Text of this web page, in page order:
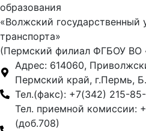
образования
«Волжский государственный
транспорта»
(Пермский филиал ФГБОУ ВО
Адрес: 614060,
Пермский край, г.Пермь,
Тел.(факс): +7(342) 215-
Тел. приемной комиссии:
(доб.708)